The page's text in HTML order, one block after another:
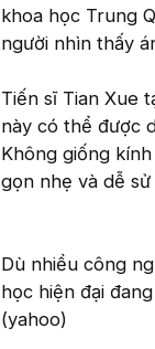
khoa học Trung
người nhìn thấy
Tiến sĩ Tian Xue
này có thể được
Không giống
gọn nhẹ và dễ
Dù nhiều công
học hiện đại
(yahoo)